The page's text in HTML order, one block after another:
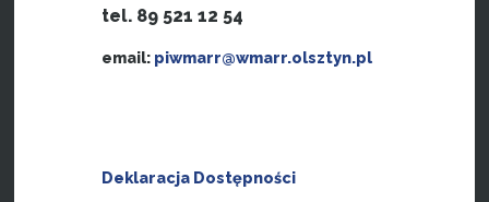
tel. 89 521 12 54
email: piwmarr@wmarr.olsztyn.pl
Deklaracja Dostępności